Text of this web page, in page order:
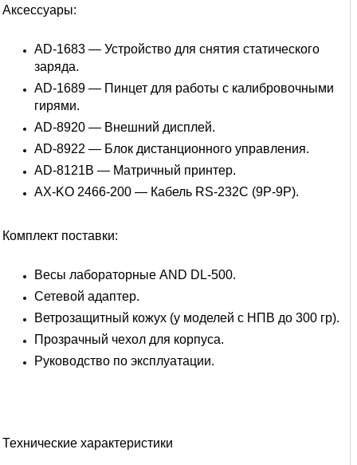
Аксессуары:
AD-1683 — Устройство для снятия статического
заряда.
AD-1689 — Пинцет для работы с калибровочными
гирями.
AD-8920 — Внешний дисплей.
AD-8922 — Блок дистанционного управления.
AD-8121B — Матричный принтер.
AX-KO 2466-200 — Кабель RS-232C (9P-9P).
Комплект поставки:
Весы лабораторные AND DL-500.
Сетевой адаптер.
Ветрозащитный кожух (у моделей с НПВ до 300 гр).
Прозрачный чехол для корпуса.
Руководство по эксплуатации.
Технические характеристики